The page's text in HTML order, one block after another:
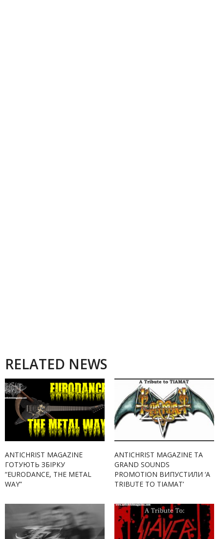
RELATED NEWS
ANTICHRIST MAGAZINE
ГОТУЮТЬ ЗБІРКУ
“EURODANCE, THE METAL
WAY”
ANTICHRIST MAGAZINE ТА
GRAND SOUNDS
PROMOTION ВИПУСТИЛИ ‘A
TRIBUTE TO TIAMAT’